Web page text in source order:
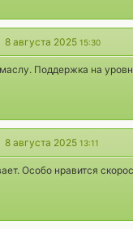
8 августа 2025 15:30
Поддержка на
8 августа 2025 13:11
Особо нравится